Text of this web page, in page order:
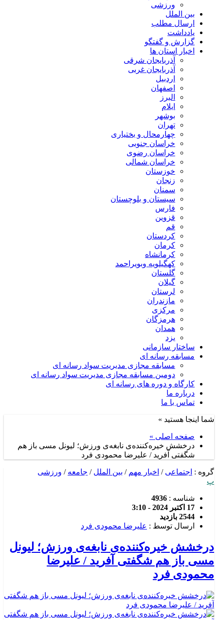
ورزشی
بین الملل
ارسال مطلب
یادداشت
گزارش و گفتگو
اخبار استان ها
آذربایجان شرقی
آذربایجان غربی
اردبیل
اصفهان
البرز
ایلام
بوشهر
تهران
چهارمحال و بختیاری
خراسان جنوبی
خراسان رضوی
خراسان شمالی
خوزستان
زنجان
سمنان
سیستان و بلوچستان
فارس
قزوین
قم
کردستان
کرمان
کرمانشاه
کهگیلویه وبویراحمد
گلستان
گیلان
لرستان
مازندران
مرکزی
هرمزگان
همدان
یزد
ساختار سازمانی
مسابقه رسانه ای
مسابقه مجازی مدیریت سواد رسانه ای
دومین مسابقه مجازی مدیریت سواد رسانه ای
کارگاه و دوره های رسانه ای
درباره ما
تماس با ما
شما اینجا هستید »
صفحه اصلی »
درخشش خیره‌کننده‌ی نابغه‌ی ورزش؛ لیونل مسی باز هم
شگفتی آفرید / علیرضا محمودی فرد
گروه : اجتماعی / اخبار مهم / بین الملل / جامعه / ورزشی
پ
شناسه : 4936
17 اکتبر 2024 - 3:10
2544 بازدید
ارسال توسط : علیرضا محمودی فرد
درخشش خیره‌کننده‌ی نابغه‌ی ورزش؛ لیونل
مسی باز هم شگفتی آفرید / علیرضا
محمودی فرد